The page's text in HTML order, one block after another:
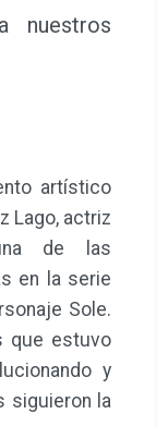
nuestros
artístico
Lago, actriz
de las
en la serie
Sole.
que estuvo
y
siguieron la